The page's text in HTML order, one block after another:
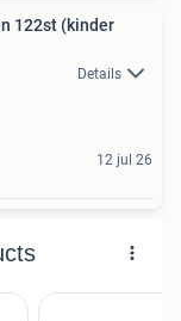
122st (kinder
Details
12 jul 26